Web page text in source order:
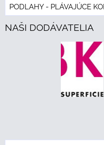
PODLAHY - PLÁVAJÚCE
NAŠI DODÁVATELIA